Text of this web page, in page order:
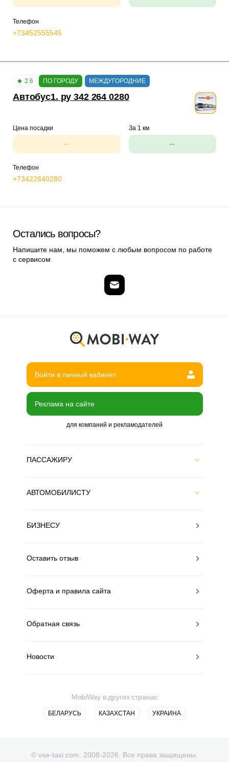
Телефон
+73452555545
2.6 ПО ГОРОДУ МЕЖДУГОРОДНИЕ
Автобус1. ру 342 264 0280
Цена посадки
--
За 1 км
--
Телефон
+73422640280
Остались вопросы?
Напишите нам, мы поможем с любым вопросом по работе
с сервисом
Войти в личный кабинет
Реклама на сайте
для компаний и рекламодателей
ПАССАЖИРУ
АВТОМОБИЛИСТУ
БИЗНЕСУ
Оставить отзыв
Оферта и правила сайта
Обратная связь
Новости
MobiWay в других странах
БЕЛАРУСЬ КАЗАХСТАН УКРАИНА
© vse-taxi.com. 2008-2026. Все права защищены.